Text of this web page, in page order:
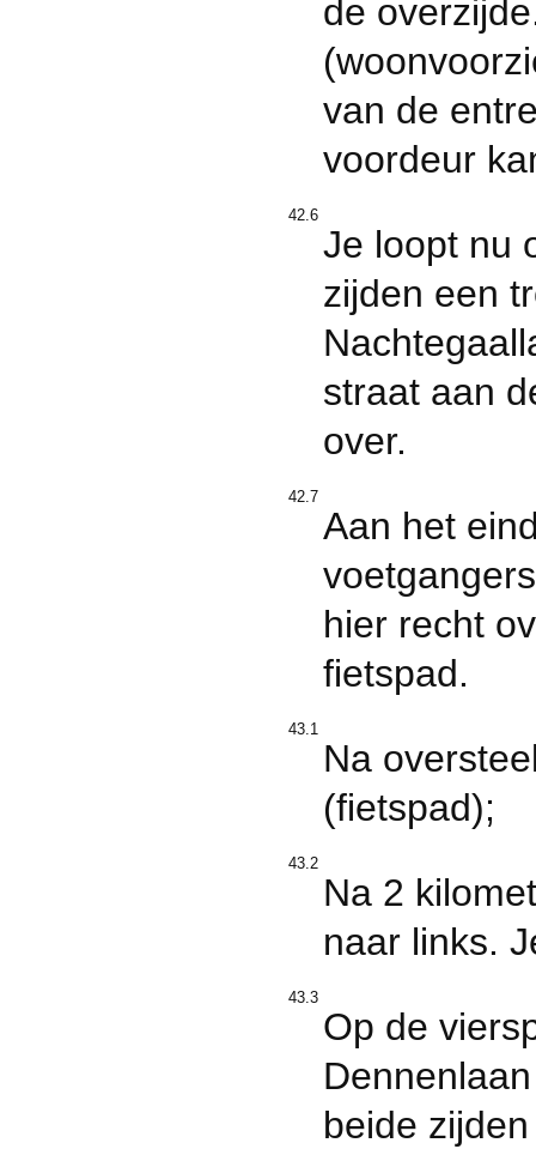
de
van de
voordeur
42.6
Je loopt nu
zijden een
straat aan
over.
42.7
Aan het
hier recht
fietspad.
43.1
Na
(fietspad);
43.2
Na 2
naar links.
43.3
Op de
beide